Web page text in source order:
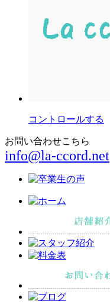
コントロールする
お問い合わせこちら
info@la-ccord.net